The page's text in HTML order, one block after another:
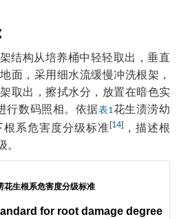
结构从培养桶中轻轻取出，垂直
面，采用细水流缓慢冲洗根架，
取出，擦拭水分，放置在暗色实
行数码照相。依据表1花生渍涝幼
系危害度分级标准 [14]
，描述根
。
花生根系危害度分级标准
for root damage degree